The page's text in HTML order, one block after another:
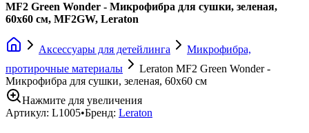
MF2 Green Wonder - Микрофибра для сушки, зеленая,
60x60 см, MF2GW, Leraton
Аксессуары для детейлинга
Микрофибра,
протирочные материалы
Leraton MF2 Green Wonder -
Микрофибра для сушки, зеленая, 60x60 см
Нажмите для увеличения
Артикул: L1005•Бренд: Leraton